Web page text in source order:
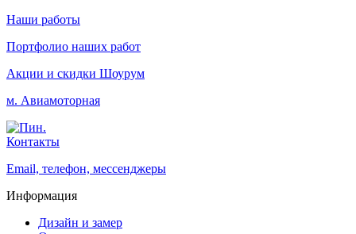
Наши работы
Портфолио наших работ
Акции и скидки Шоурум
м. Авиамоторная
Контакты
Email, телефон, мессенджеры
Информация
Дизайн и замер